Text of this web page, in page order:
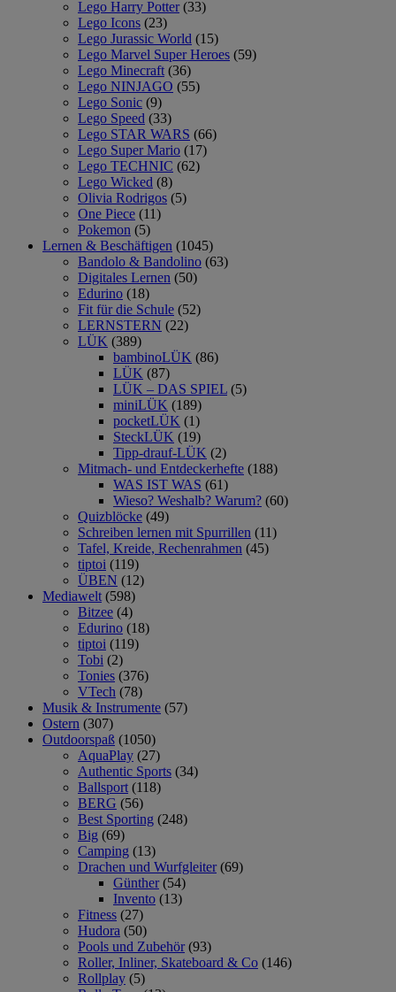
Lego Harry Potter (33)
Lego Icons (23)
Lego Jurassic World (15)
Lego Marvel Super Heroes (59)
Lego Minecraft (36)
Lego NINJAGO (55)
Lego Sonic (9)
Lego Speed (33)
Lego STAR WARS (66)
Lego Super Mario (17)
Lego TECHNIC (62)
Lego Wicked (8)
Olivia Rodrigos (5)
One Piece (11)
Pokemon (5)
Lernen & Beschäftigen (1045)
Bandolo & Bandolino (63)
Digitales Lernen (50)
Edurino (18)
Fit für die Schule (52)
LERNSTERN (22)
LÜK (389)
bambinoLÜK (86)
LÜK (87)
LÜK – DAS SPIEL (5)
miniLÜK (189)
pocketLÜK (1)
SteckLÜK (19)
Tipp-drauf-LÜK (2)
Mitmach- und Entdeckerhefte (188)
WAS IST WAS (61)
Wieso? Weshalb? Warum? (60)
Quizblöcke (49)
Schreiben lernen mit Spurrillen (11)
Tafel, Kreide, Rechenrahmen (45)
tiptoi (119)
ÜBEN (12)
Mediawelt (598)
Bitzee (4)
Edurino (18)
tiptoi (119)
Tobi (2)
Tonies (376)
VTech (78)
Musik & Instrumente (57)
Ostern (307)
Outdoorspaß (1050)
AquaPlay (27)
Authentic Sports (34)
Ballsport (118)
BERG (56)
Best Sporting (248)
Big (69)
Camping (13)
Drachen und Wurfgleiter (69)
Günther (54)
Invento (13)
Fitness (27)
Hudora (50)
Pools und Zubehör (93)
Roller, Inliner, Skateboard & Co (146)
Rollplay (5)